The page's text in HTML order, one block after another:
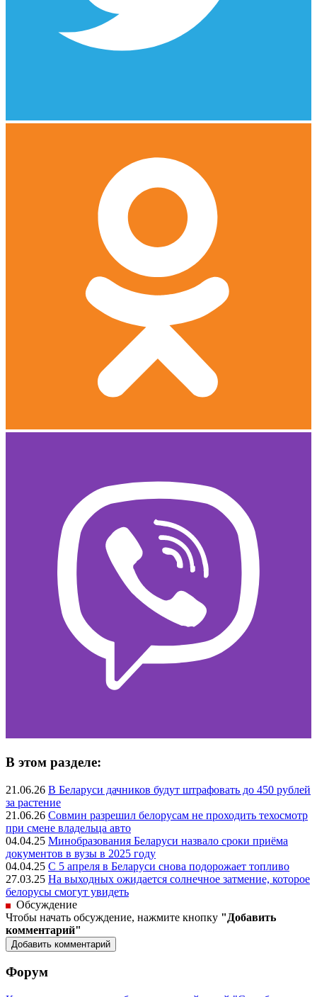
В этом разделе:
21.06.26 В Беларуси дачников будут штрафовать до 450 рублей
за растение
21.06.26 Совмин разрешил белорусам не проходить техосмотр
при смене владельца авто
04.04.25 Минобразования Беларуси назвало сроки приёма
документов в вузы в 2025 году
04.04.25 С 5 апреля в Беларуси снова подорожает топливо
27.03.25 На выходных ожидается солнечное затмение, которое
белорусы смогут увидеть
Обсуждение
Чтобы начать обсуждение, нажмите кнопку "Добавить
комментарий"
Форум